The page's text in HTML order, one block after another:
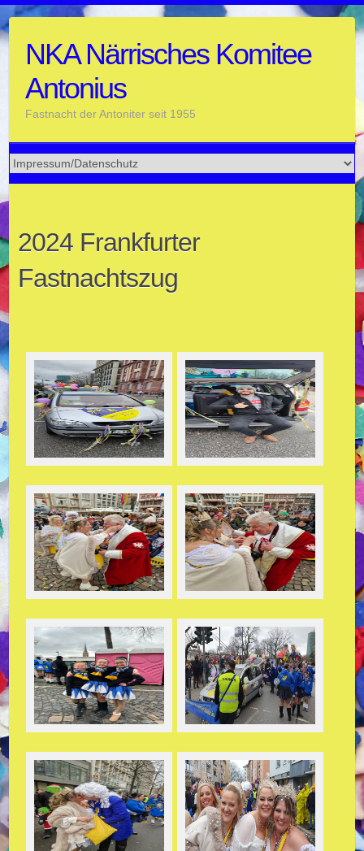
Skip
to
contentNKA Närrisches Komitee
Antonius
Fastnacht der Antoniter seit 1955
2024 Frankfurter
Fastnachtszug